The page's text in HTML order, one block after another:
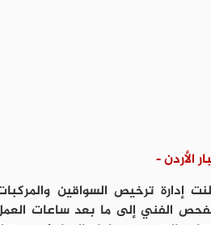
الأردن -
إدارة ترخيص السواقين
الفني إلى ما بعد ساعات